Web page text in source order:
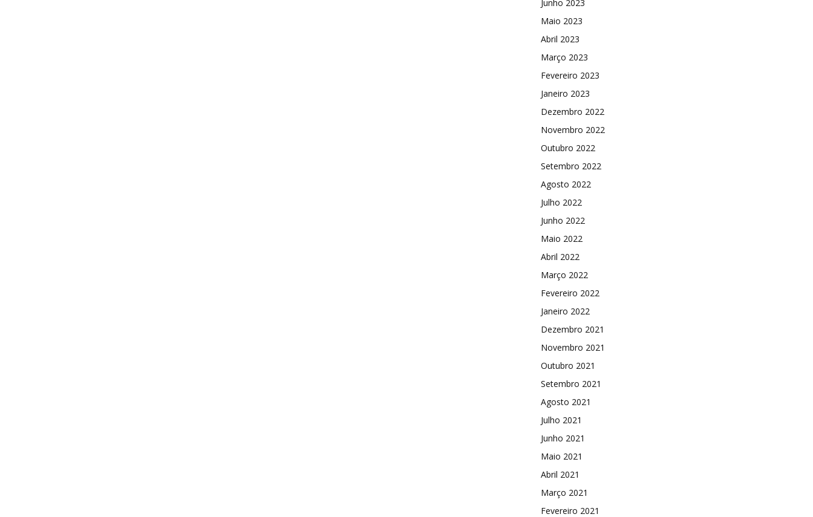
Junho 2023
Maio 2023
Abril 2023
Março 2023
Fevereiro 2023
Janeiro 2023
Dezembro 2022
Novembro 2022
Outubro 2022
Setembro 2022
Agosto 2022
Julho 2022
Junho 2022
Maio 2022
Abril 2022
Março 2022
Fevereiro 2022
Janeiro 2022
Dezembro 2021
Novembro 2021
Outubro 2021
Setembro 2021
Agosto 2021
Julho 2021
Junho 2021
Maio 2021
Abril 2021
Março 2021
Fevereiro 2021